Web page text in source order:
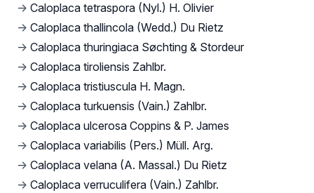
→ Caloplaca tetraspora (Nyl.) H. Olivier
→ Caloplaca thallincola (Wedd.) Du Rietz
→ Caloplaca thuringiaca Søchting & Stordeur
→ Caloplaca tiroliensis Zahlbr.
→ Caloplaca tristiuscula H. Magn.
→ Caloplaca turkuensis (Vain.) Zahlbr.
→ Caloplaca ulcerosa Coppins & P. James
→ Caloplaca variabilis (Pers.) Müll. Arg.
→ Caloplaca velana (A. Massal.) Du Rietz
→ Caloplaca verruculifera (Vain.) Zahlbr.